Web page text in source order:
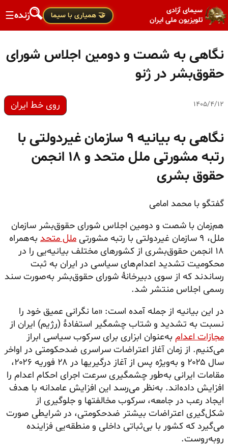
سیمای آزادی
تلویزیون ملی ایران
🤝 همیاری با سیما زنده☰
نگاهی به شصت و دومین اجلاس شورای
حقوق‌بشر در ژنو
۱۴۰۵/۴/۱۲ روی خط ایران
نگاهی به بیانیه ۹ سازمان غیردولتی با
رتبه مشورتی ملل متحد و ۱۸ انجمن
حقوق بشری
گفتگو با محمد امامی
هم‌زمان با شصت و دومین اجلاس شورای حقوق‌بشر سازمان
ملل، ۹ سازمان غیردولتی با رتبه مشورتی
ملل متحد به‌همراه
۱۸ انجمن حقوق‌بشری از کشورهای مختلف بیانیه‌یی را در
محکومیت تشدید اعدام‌های سیاسی در ایران به ثبت
رساندند که از سوی دبیرخانهٔ شورای حقوق‌بشر به‌صورت سند
رسمی اجلاس منتشر شد.
در این بیانیه از جمله آمده است: «ما نگرانی عمیق خود را
نسبت به تشدید و شتاب چشمگیر استفادهٔ (رژیم) ایران از
مجازات اعدام به‌عنوان ابزاری برای سرکوب سیاسی ابراز
می‌کنیم. از زمان آغاز اعتراضات سراسری ضدحکومتی در اواخر
سال ۲۰۲۵ و به‌ویژه پس از آغاز درگیریها در ۲۸ فوریه ۲۰۲۶،
مقامات ایرانی به‌طور چشمگیری سرعت اجرای احکام اعدام را
افزایش داده‌اند. به‌نظر می‌رسد این افزایش عامدانه با هدف
ایجاد رعب در جامعه، سرکوب مخالفتها و جلوگیری از
شکل‌گیری اعتراضات بیشتر ضدحکومتی، در شرایطی صورت
می‌گیرد که کشور با بی‌ثباتی داخلی و منطقه‌یی فزاینده
روبه‌روست.